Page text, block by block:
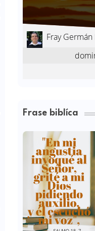
Frase biblíca